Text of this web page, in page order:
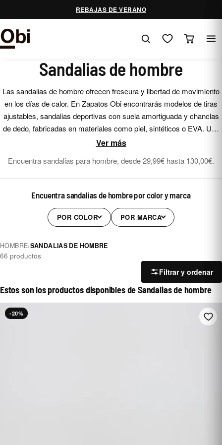
al
contenido
REBAJAS DE VERANO
Sandalias de hombre
Las sandalias de hombre ofrecen frescura y libertad de movimiento
en los días de calor. En Zapatos Obi encontrarás modelos de tiras
ajustables, sandalias deportivas con suela amortiguada y chanclas
de dedo, fabricadas en materiales como piel, sintéticos o EVA. Una
opción práctica y cómoda para la playa, la piscina o los planes al
Ver más
Encuentra sandalias para hombre, desde 29,99€ hasta 130,00€.
Encuentra sandalias de hombre por color y marca
POR COLOR POR MARCA
HOMBRE›SANDALIAS DE HOMBRE
66 productos
Filtrar y ordenar
Estos son los productos disponibles de Sandalias de hombre
-20%